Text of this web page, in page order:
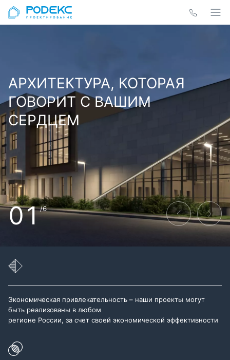
АРХИТЕКТУРА, КОТОРАЯ
ГОВОРИТ С ВАШИМ
СЕРДЦЕМ
01/6
Экономическая привлекательность – наши проекты могут
быть реализованы в любом
регионе России, за счет своей экономической эффективности